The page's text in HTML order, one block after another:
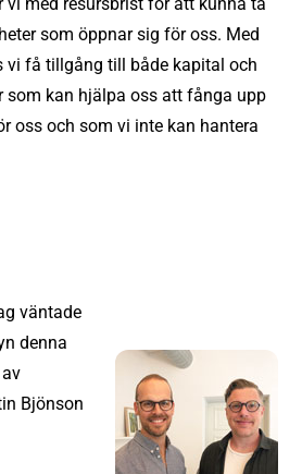
som öppnar sig för oss. Med
vi få tillgång till både kapital och
som kan hjälpa oss att fånga upp
oss och som vi inte kan hantera
väntade
denna
Bjönson